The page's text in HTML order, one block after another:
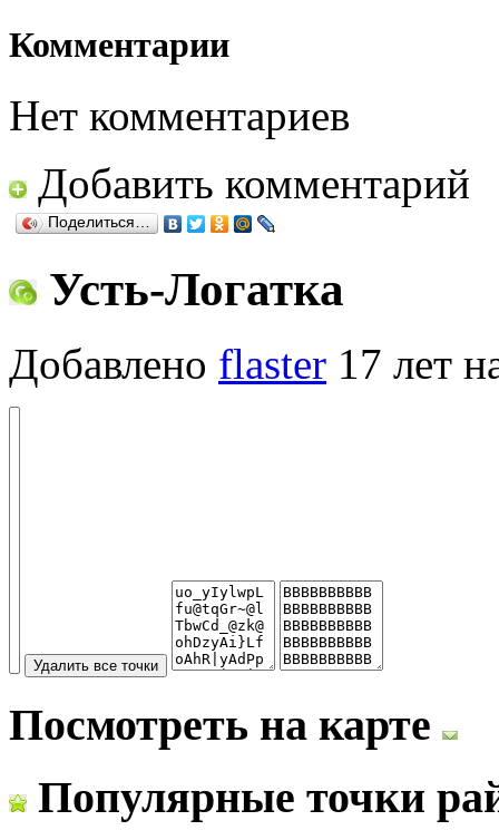
Комментарии
Нет комментариев
Добавить комментарий
Поделиться…
Усть-Логатка
Добавлено flaster 17 лет
Посмотреть на карте
Популярные точки